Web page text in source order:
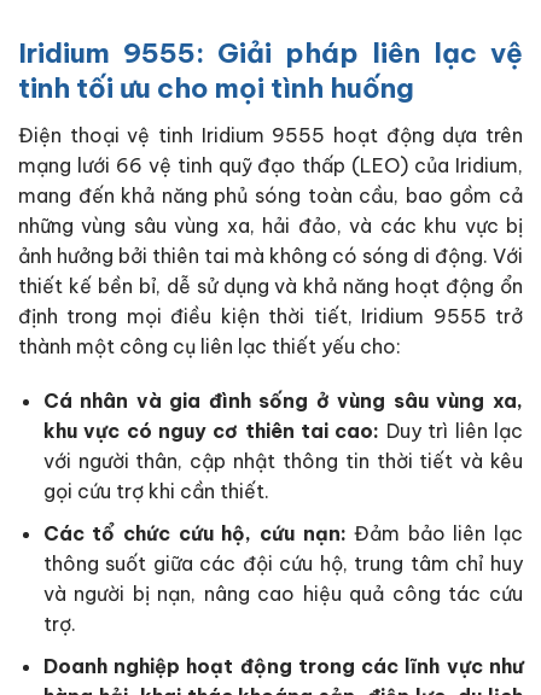
Iridium 9555: Giải pháp liên lạc vệ
tinh tối ưu cho mọi tình huống
Điện thoại vệ tinh Iridium 9555 hoạt động dựa trên
mạng lưới 66 vệ tinh quỹ đạo thấp (LEO) của Iridium,
mang đến khả năng phủ sóng toàn cầu, bao gồm cả
những vùng sâu vùng xa, hải đảo, và các khu vực bị
ảnh hưởng bởi thiên tai mà không có sóng di động. Với
thiết kế bền bỉ, dễ sử dụng và khả năng hoạt động ổn
định trong mọi điều kiện thời tiết, Iridium 9555 trở
thành một công cụ liên lạc thiết yếu cho:
Cá nhân và gia đình sống ở vùng sâu vùng xa,
khu vực có nguy cơ thiên tai cao: Duy trì liên lạc
với người thân, cập nhật thông tin thời tiết và kêu
gọi cứu trợ khi cần thiết.
Các tổ chức cứu hộ, cứu nạn: Đảm bảo liên lạc
thông suốt giữa các đội cứu hộ, trung tâm chỉ huy
và người bị nạn, nâng cao hiệu quả công tác cứu
trợ.
Doanh nghiệp hoạt động trong các lĩnh vực như